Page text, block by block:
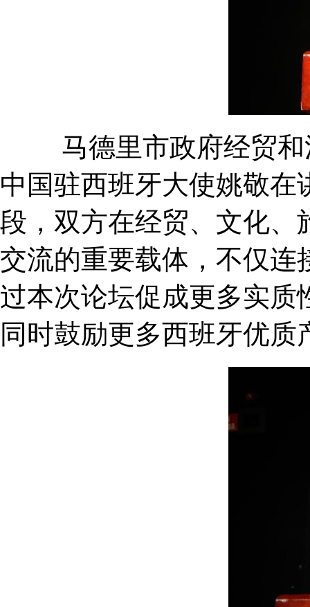
马德里市政府经贸和
中国驻西班牙大使姚敬
段，双方在经贸、文化、
交流的重要载体，不仅连
过本次论坛促成更多实质
同时鼓励更多西班牙优